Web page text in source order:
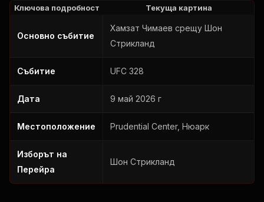
Ключова подробност Текуща картина
Основно събитие
Хамзат Чимаев срещу Шон
Стрикланд
Събитие UFC 328
Дата 9 май 2026 г
Местоположение Prudential Center, Нюарк
Изборът на
Перейра
Шон Стрикланд